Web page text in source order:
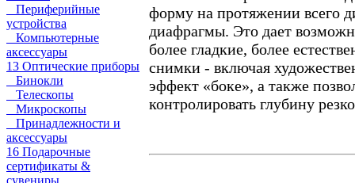
Периферийные
устройства
Компьютерные
аксессуары
13 Оптические приборы
Бинокли
Телескопы
Микроскопы
Принадлежности и
аксессуары
16 Подарочные
сертификаты &
сувениры
форму на протяжении всего
диафрагмы. Это дает
более гладкие, более
снимки - включая
эффект «боке», а также
контролировать глубину